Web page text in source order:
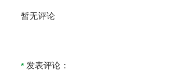
暂无评论
*发表评论：